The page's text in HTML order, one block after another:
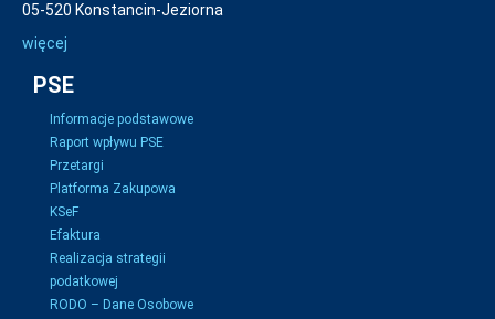
05-520 Konstancin-Jeziorna
więcej
PSE
Informacje podstawowe
Raport wpływu PSE
Przetargi
Platforma Zakupowa
KSeF
Efaktura
Realizacja strategii
podatkowej
RODO – Dane Osobowe